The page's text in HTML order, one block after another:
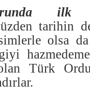
ilk
tarihin
olsa
Türk